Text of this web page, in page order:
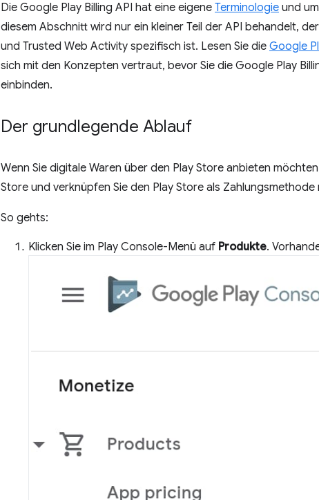
Die Google Play Billing API hat eine eigene Terminologie und
diesem Abschnitt wird nur ein kleiner Teil der API behandelt,
und Trusted Web Activity spezifisch ist. Lesen Sie die Google
sich mit den Konzepten vertraut, bevor Sie die Google Play
einbinden.
Der grundlegende Ablauf
Wenn Sie digitale Waren über den Play Store anbieten
Store und verknüpfen Sie den Play Store als Zahlungsmethode
So gehts:
Klicken Sie im Play Console-Menü auf Produkte.